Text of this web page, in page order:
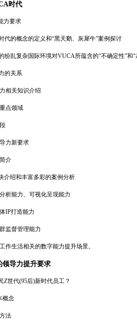
时代
力要求
的概念的定义和“黑天鹅、灰犀牛”案例探讨
纷乱复杂国际环境对VUCA所蕴含的“不确定性”和
的关系
相关知识介绍
点领域
力新要求
介
介绍和丰富多彩的案例分析
析能力、可视化呈现能力
IP打造能力
监督管理能力
作生活相关的数字能力提升场景。
领导力提升要求
Z世代(95后)新时代员工？
概念
法